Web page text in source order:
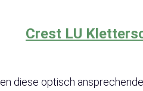
Crest LU
diese optisch